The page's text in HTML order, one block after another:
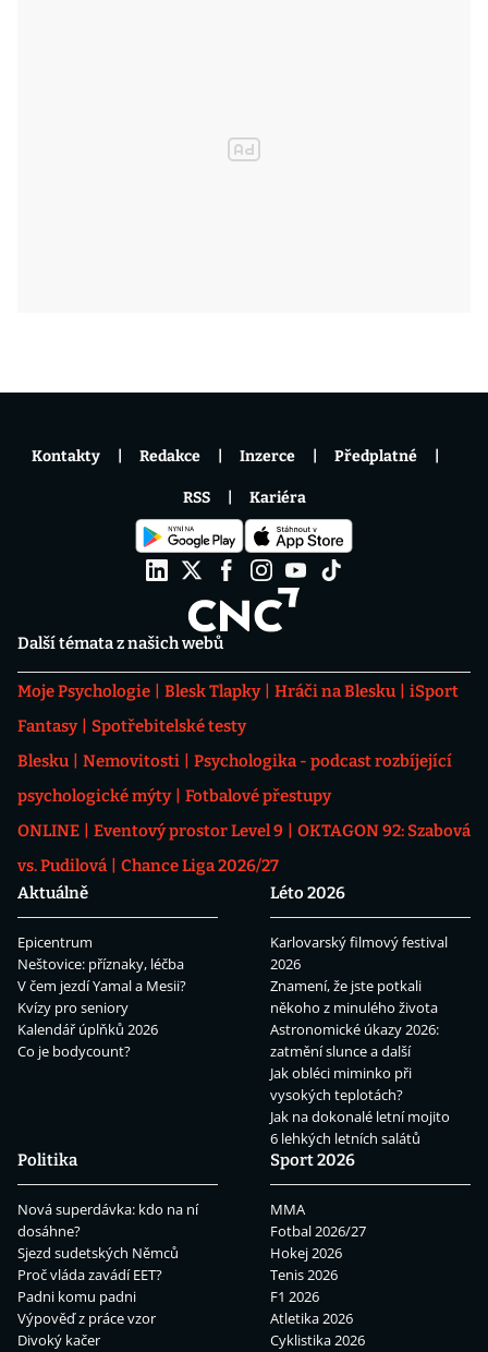
Další témata z našich webů
Moje Psychologie Blesk Tlapky Hráči na Blesku
iSport
Fantasy
Spotřebitelské testy
Blesku
Nemovitosti
Psychologika - podcast rozbíjející
psychologické mýty
Fotbalové přestupy
ONLINE
Eventový prostor Level 9
OKTAGON 92: Szabová
vs. Pudilová
Chance Liga 2026/27
Aktuálně
Epicentrum
Neštovice: příznaky, léčba
V čem jezdí Yamal a Mesii?
Kvízy pro seniory
Kalendář úplňků 2026
Co je bodycount?
Léto 2026
Karlovarský filmový festival
2026
Znamení, že jste potkali
někoho z minulého života
Astronomické úkazy 2026:
zatmění slunce a další
Jak obléci miminko při
vysokých teplotách?
Jak na dokonalé letní mojito
6 lehkých letních salátů
Politika
Nová superdávka: kdo na ní
dosáhne?
Sjezd sudetských Němců
Proč vláda zavádí EET?
Padni komu padni
Výpověď z práce vzor
Divoký kačer
Sport 2026
MMA
Fotbal 2026/27
Hokej 2026
Tenis 2026
F1 2026
Atletika 2026
Cyklistika 2026
Kontakty Redakce Inzerce Předplatné
RSS Kariéra